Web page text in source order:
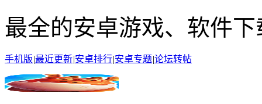
最全的安卓游戏、软件下
手机版|最近更新|安卓排行|安卓专题|论坛转帖